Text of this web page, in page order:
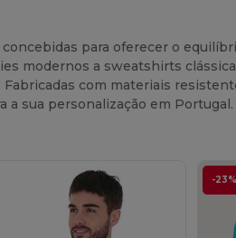
para oferecer o
modernos a sweatshirts
com materiais
a sua personalização em Portugal.
-23%